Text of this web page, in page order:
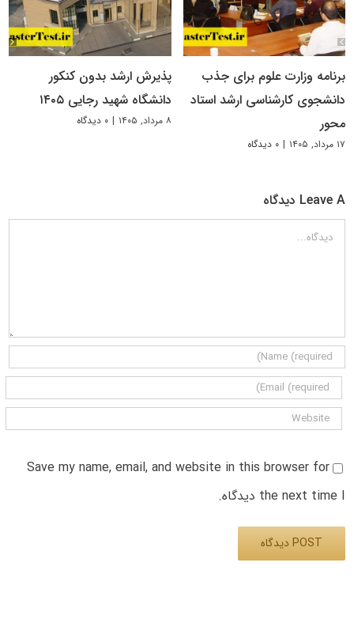
برنامه وزارت علوم برای جذب
دانشجوی کارشناسی ارشد استاد
محور
۱۷ مرداد, ۱۴۰۵ | ۰ دیدگاه
پذیرش ارشد بدون کنکور
دانشگاه شهید رجایی ۱۴۰۵
۸ مرداد, ۱۴۰۵ | ۰ دیدگاه
Leave A دیدگاه
دیدگاه
Save my name, email, and website in this browser for
the next time I دیدگاه.